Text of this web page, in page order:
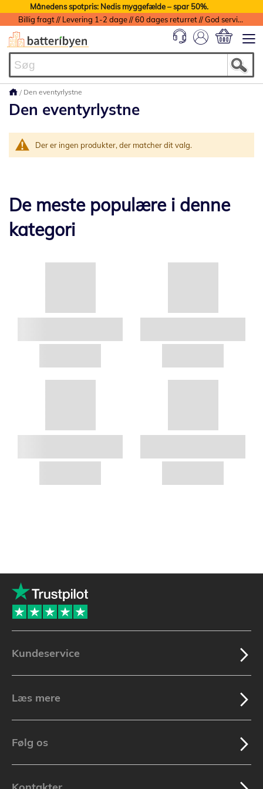
Månedens spotpris: Nedis myggefælde – spar 50%.
Billig fragt // Levering 1-2 dage // 60 dages returret // God service med garanti
Den eventyrlystne
Den eventyrlystne
Der er ingen produkter, der matcher dit valg.
De meste populære i denne
kategori
Kundeservice
Læs mere
Følg os